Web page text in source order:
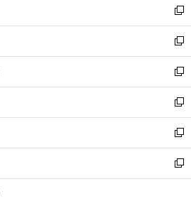
く
で
開
く
ド
ウ
で
開
く
ィ
ン
ド
ウ
で
開
く
い
ウ
ィ
ン
ド
ウ
で
開
く
新
し
い
ウ
ィ
ン
ド
ウ
で
開
く
新
し
い
ウ
ィ
ン
ド
ウ
で
開
新
し
い
ウ
ィ
ン
ド
ウ
新
し
い
ウ
ィ
ン
新
し
い
ウ
新
し